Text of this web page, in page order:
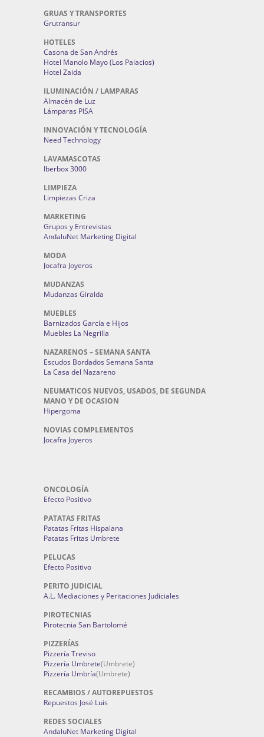
GRUAS Y TRANSPORTES
Grutransur
HOTELES
Casona de San Andrés
Hotel Manolo Mayo (Los Palacios)
Hotel Zaida
ILUMINACIÓN / LAMPARAS
Almacén de Luz
Lámparas PISA
INNOVACIÓN Y TECNOLOGÍA
Need Technology
LAVAMASCOTAS
Iberbox 3000
LIMPIEZA
Limpiezas Criza
MARKETING
Grupos y Entrevistas
AndaluNet Marketing Digital
MODA
Jocafra Joyeros
MUDANZAS
Mudanzas Giralda
MUEBLES
Barnizados García e Hijos
Muebles La Negrilla
NAZARENOS – SEMANA SANTA
Escudos Bordados Semana Santa
La Casa del Nazareno
NEUMATICOS NUEVOS, USADOS, DE SEGUNDA
MANO Y DE OCASION
Hipergoma
NOVIAS COMPLEMENTOS
Jocafra Joyeros
ONCOLOGÍA
Efecto Positivo
PATATAS FRITAS
Patatas Fritas Hispalana
Patatas Fritas Umbrete
PELUCAS
Efecto Positivo
PERITO JUDICIAL
A.L. Mediaciones y Peritaciones Judiciales
PIROTECNIAS
Pirotecnia San Bartolomé
PIZZERÍAS
Pizzería Treviso
Pizzería Umbrete(Umbrete)
Pizzería Umbría(Umbrete)
RECAMBIOS / AUTOREPUESTOS
Repuestos José Luis
REDES SOCIALES
AndaluNet Marketing Digital